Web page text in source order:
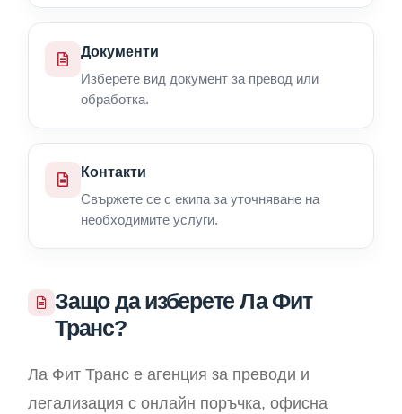
Документи
Изберете вид документ за превод или
обработка.
Контакти
Свържете се с екипа за уточняване на
необходимите услуги.
Защо да изберете Ла Фит
Транс?
Ла Фит Транс е агенция за преводи и
легализация с онлайн поръчка, офисна